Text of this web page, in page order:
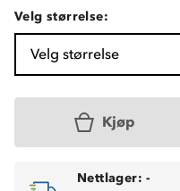
Velg størrelse:
Velg størrelse
Kjøp
Nettlager: -